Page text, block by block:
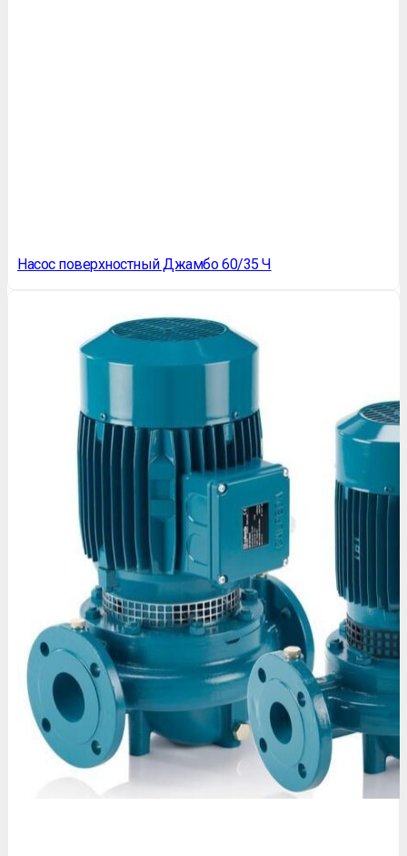
Насос поверхностный Джамбо 60/35 Ч